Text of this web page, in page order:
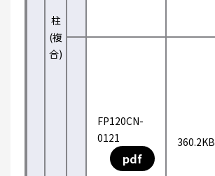
柱
(複
合)
FP120CN-
0121
pdf
360.2KB